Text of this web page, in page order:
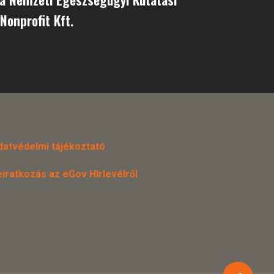
Kft.
tájékoztató
az eGov Hírlevélről